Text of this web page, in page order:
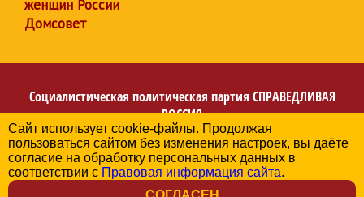
женщин России
Домсовет
Социалистическая политическая партия СПРАВЕДЛИВАЯ
РОССИЯ
Региональное отделение партии в Ханты-Мансийском
автономном округе – Югре
© 2006-2026
Политика в отношении обработки персональных данных
Сайт использует cookie-файлы. Продолжая
пользоваться сайтом без изменения настроек, вы даёте
согласие на обработку персональных данных в
соответствии с Правовая информация сайта.